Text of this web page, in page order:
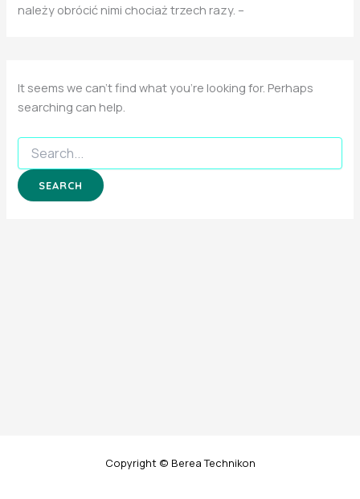
należy obrócić nimi chociaż trzech razy. –
It seems we can’t find what you’re looking for. Perhaps
searching can help.
Copyright © Berea Technikon